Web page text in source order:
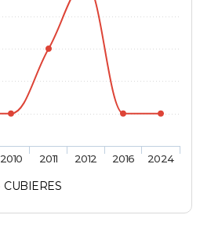
CUBIERES
2010 2011 2012 2016 2024